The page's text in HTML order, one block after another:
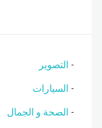
التصوير
السيارات
الصحة و الجمال